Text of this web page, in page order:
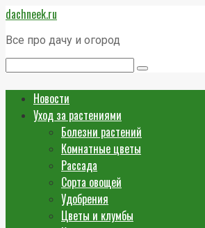
Перейти
к
контенту
dachneek.ru
Все про дачу и огород
Новости
Уход за растениями
Болезни растений
Комнатные цветы
Рассада
Сорта овощей
Удобрения
Цветы и клумбы